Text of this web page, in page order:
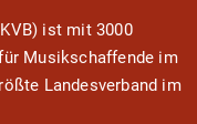
ist mit 3000
Musikschaffende im
Landesverband im